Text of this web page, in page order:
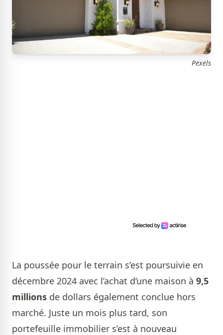
Pexels
La poussée pour le terrain s’est poursuivie en
décembre 2024 avec l’achat d’une maison à 9,5
millions de dollars également conclue hors
marché. Juste un mois plus tard, son
portefeuille immobilier s’est à nouveau